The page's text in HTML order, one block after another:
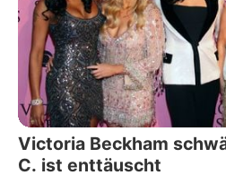
Victoria Beckham
C. ist enttäuscht